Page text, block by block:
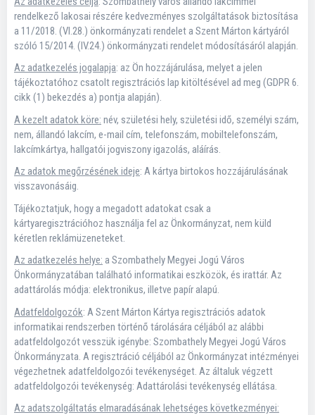
rendelkező lakosai részére kedvezményes szolgáltatások biztosítása
a 11/2018. (VI.28.) önkormányzati rendelet a Szent Márton kártyáról
szóló 15/2014. (IV.24.) önkormányzati rendelet módosításáról alapján.
Az adatkezelés jogalapja: az Ön hozzájárulása, melyet a jelen
tájékoztatóhoz csatolt regisztrációs lap kitöltésével ad meg (GDPR 6.
cikk (1) bekezdés a) pontja alapján).
A kezelt adatok köre: név, születési hely, születési idő, személyi szám,
nem, állandó lakcím, e-mail cím, telefonszám, mobiltelefonszám,
lakcímkártya, hallgatói jogviszony igazolás, aláírás.
Az adatok megőrzésének ideje: A kártya birtokos hozzájárulásának
visszavonásáig.
Tájékoztatjuk, hogy a megadott adatokat csak a
kártyaregisztrációhoz használja fel az Önkormányzat, nem küld
kéretlen reklámüzeneteket.
Az adatkezelés helye: a Szombathely Megyei Jogú Város
Önkormányzatában található informatikai eszközök, és irattár. Az
adattárolás módja: elektronikus, illetve papír alapú.
Adatfeldolgozók: A Szent Márton Kártya regisztrációs adatok
informatikai rendszerben történő tárolására céljából az alábbi
adatfeldolgozót vesszük igénybe: Szombathely Megyei Jogú Város
Önkormányzata. A regisztráció céljából az Önkormányzat intézményei
végezhetnek adatfeldolgozói tevékenységet. Az általuk végzett
adatfeldolgozói tevékenység: Adattárolási tevékenység ellátása.
Az adatszolgáltatás elmaradásának lehetséges következményei: